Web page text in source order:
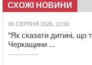
СХОЖІ НОВИНИ
06 СЕРПНЯ 2026, 12:50
“Як сказати дитині, що
Черкащини ...